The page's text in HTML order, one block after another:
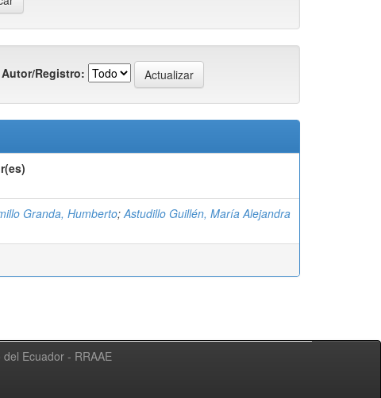
Autor/Registro:
Granda, Humberto;Astudillo Guillén, María Alejandra
Ecuador - RRAAE